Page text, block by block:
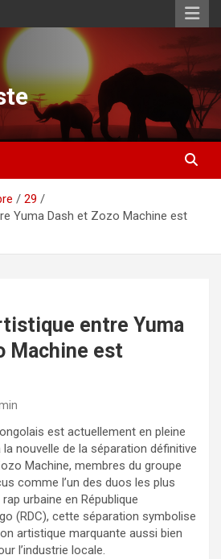
29
Yuma Dash et Zozo Machine est
entre Yuma
Machine est
est actuellement en pleine
nouvelle de la séparation définitive
Machine, membres du groupe
comme l’un des duos les plus
urbaine en République
(RDC), cette séparation symbolise
artistique marquante aussi bien
l’industrie locale.